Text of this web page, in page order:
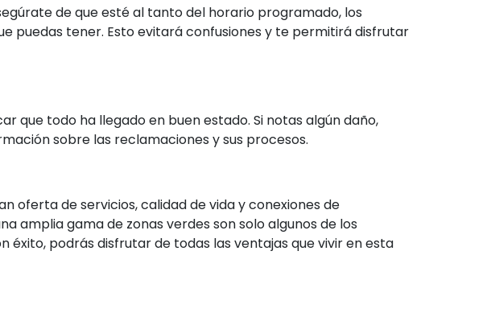
de que esté al tanto del horario programado, los
puedas tener. Esto evitará confusiones y te permitirá disfrutar
que todo ha llegado en buen estado. Si notas algún daño,
sobre las reclamaciones y sus procesos.
oferta de servicios, calidad de vida y conexiones de
amplia gama de zonas verdes son solo algunos de los
éxito, podrás disfrutar de todas las ventajas que vivir en esta